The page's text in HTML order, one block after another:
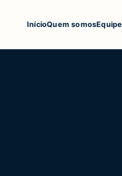
InícioQuem somosEquipe